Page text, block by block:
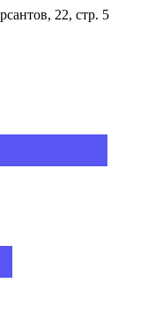
22, стр. 5